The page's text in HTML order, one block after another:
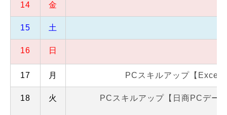
14 金
15 土
16 日
17 月 PCスキルアップ【Excel
18 火 PCスキルアップ【日商PCデー